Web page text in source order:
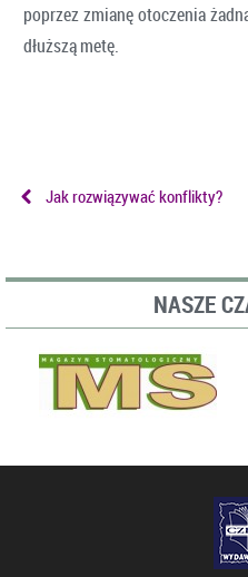
poprzez zmianę otoczenia
dłuższą metę.
Jak rozwiązywać konflikty?
NASZE